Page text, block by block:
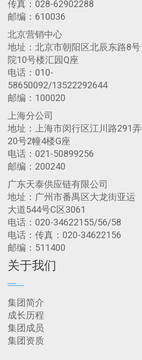
传真：028-62902288
邮编：610036
北京营销中心
地址：北京市朝阳区北辰东路8号
院10号楼汇园Q座
电话：010-
58650092/13522292644
邮编：100020
上海分公司
地址：上海市闵行区江川路291弄
20号2幢4楼G座
电话：021-50899256
邮编：200240
广东天泰供应链有限公司
地址：广州市番禺区大龙街亚运
大道544号C区3061
电话：020-34622155/56/58
电话：传真：020-34622156
邮编：511400
关于我们
集团简介
成长历程
集团成员
集团资质